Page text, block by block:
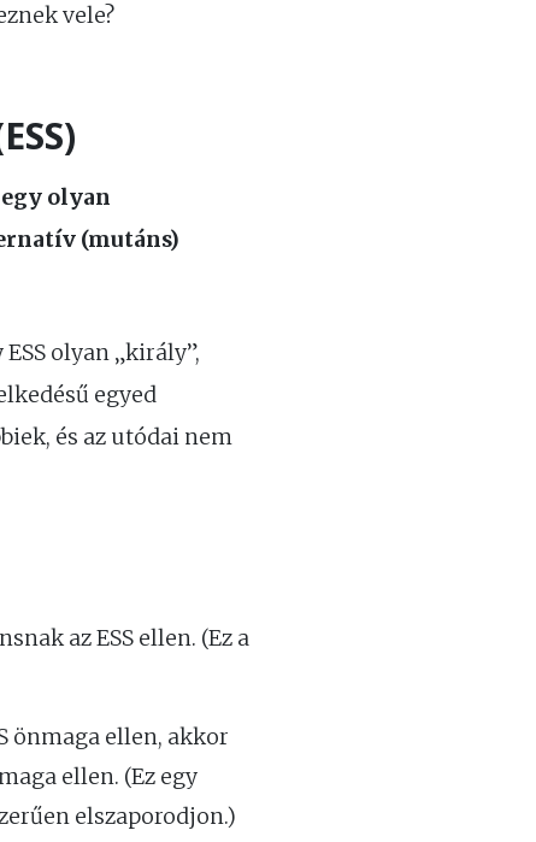
vele?
egy olyan
(mutáns)
olyan „király”,
egyed
és az utódai nem
az ESS ellen. (Ez a
önmaga ellen, akkor
ellen. (Ez egy
elszaporodjon.)